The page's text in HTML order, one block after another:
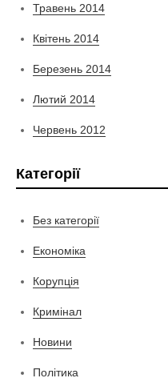
Травень 2014
Квітень 2014
Березень 2014
Лютий 2014
Червень 2012
Категорії
Без категорії
Економіка
Корупція
Кримінал
Новини
Політика